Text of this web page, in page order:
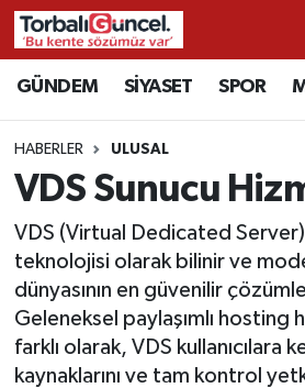
GÜNDEM SİYASET SPOR
HABERLER ULUSAL
VDS Sunucu
VDS (Virtual Dedicated
teknolojisi olarak bilinir ve
dünyasının en güvenilir
Geleneksel paylaşımlı hosting
farklı olarak, VDS kullanıcılara
kaynaklarını ve tam kontrol
İzmir Nöbetçi Eczaneler
İzmir Hava Durumu
İzmir Namaz Vakitleri
İzmir Trafik Yoğunluk
Süper Lig Puan Durumu ve
Tüm Manşetler